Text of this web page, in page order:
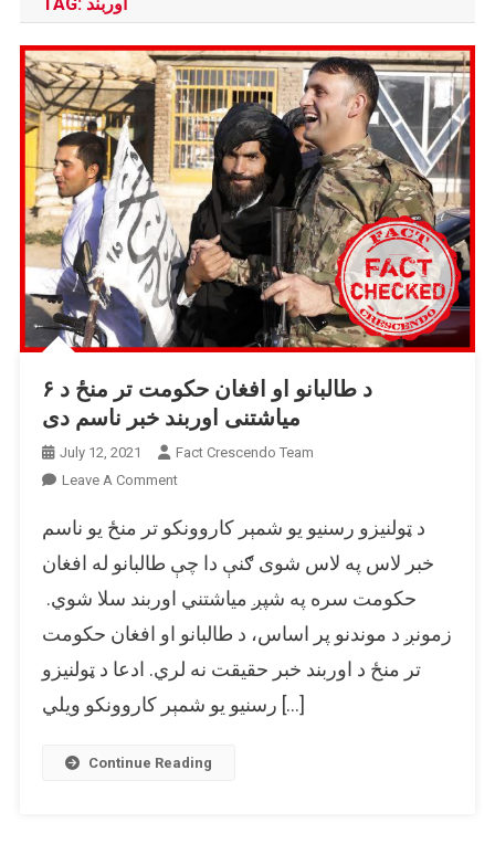
د طالبانو او افغان حکومت تر منځ د ۶
میاشتنی اوربند خبر ناسم دی
July 12, 2021
Fact Crescendo Team
Leave A CommentOn
طالبانو
افغان
حکومت
تر
د
۶
اوربند
د ټولنیزو رسنیو یو شمېر کاروونکو تر منځ یو ناسم
خبر لاس په لاس شوی ګنې دا چې طالبانو له افغان
حکومت سره په شپږ میاشتني اوربند سلا شوي.
زمونږ د موندنو پر اساس، د طالبانو او افغان حکومت
تر منځ د اوربند خبر حقیقت نه لري. ادعا د ټولنیزو
رسنیو یو شمېر کاروونکو ویلي […]
Continue Reading